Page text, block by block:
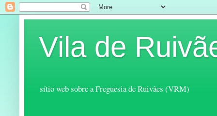
Vila de
sítio web sobre a Freguesia de Ruivães (VRM)